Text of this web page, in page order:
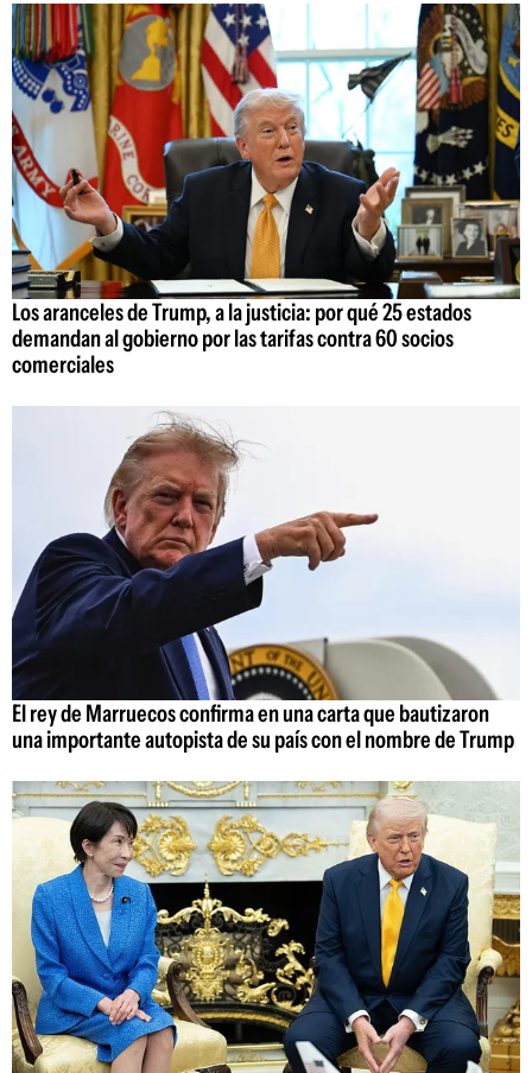
Los aranceles de Trump, a la justicia: por qué 25 estados
demandan al gobierno por las tarifas contra 60 socios
comerciales
El rey de Marruecos confirma en una carta que bautizaron
una importante autopista de su país con el nombre de Trump